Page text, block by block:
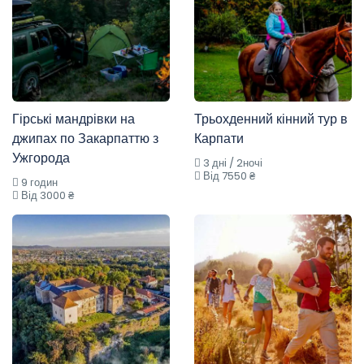
Гірські мандрівки на
джипах по Закарпаттю з
Ужгорода
9 годин
Від 3000 ₴
Трьохденний кінний тур в
Карпати
3 дні / 2ночі
Від 7550 ₴